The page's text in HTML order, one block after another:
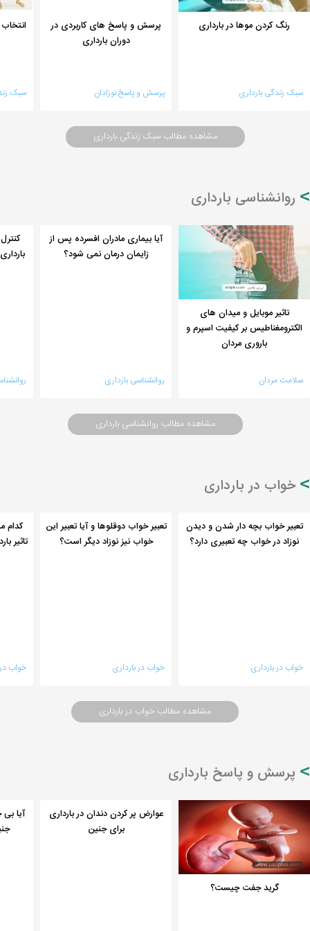
رنگ کردن موها در بارداری
سبک زندگی بارداری
پرسش و پاسخ های کاربردی در
دوران بارداری
پرسش و پاسخ نوزادان سبک
مشاهده مطالب سبک زندگی بارداری
روانشناسی بارداری
تاثیر موبایل و میدان های
الکترومغناطیس بر کیفیت اسپرم و
باروری مردان
سلامت مردان روانشناسی بارداری
مشاهده مطالب روانشناسی بارداری
خواب در بارداری
تعبیر خواب بچه دار شدن و دیدن
نوزاد در خواب چه تعبیری دارد؟
خواب در بارداری
تعبیر خواب دوقلوها و آیا تعبیر این
خواب نیز نوزاد دیگر است؟
خواب در بارداری
کدام
تاثیر
خواب
مشاهده مطالب خواب در بارداری
پرسش و پاسخ بارداری
گرید جفت چیست؟
عوارض پر کردن دندان در بارداری
برای جنین
آیا بی